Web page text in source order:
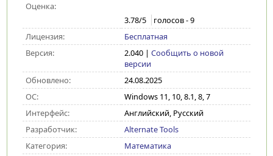
Оценка:
3.78/5 голосов -9
Лицензия:
Бесплатная
Версия:
2.040| Сообщить о новой
версии
Обновлено:
24.08.2025
ОС:
Windows 11, 10, 8.1, 8, 7
Интерфейс:
Английский, Русский
Разработчик:
Alternate Tools
Категория:
Математика